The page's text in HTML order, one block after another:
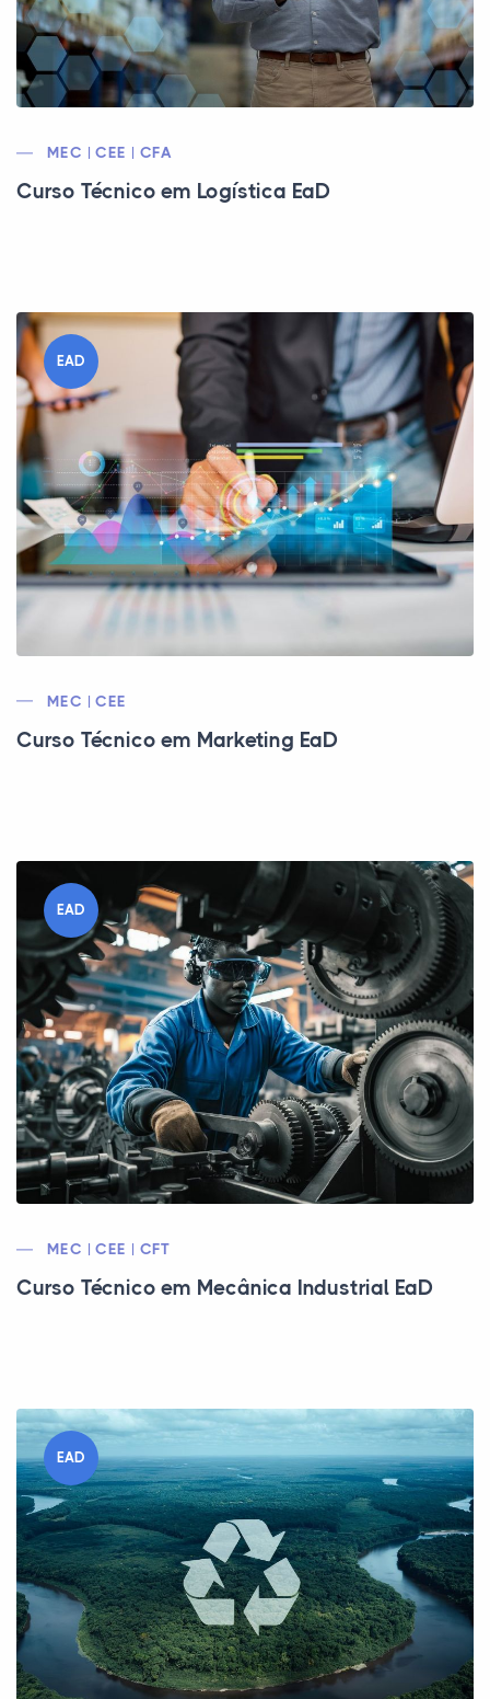
MEC | CEE | CFA
Curso Técnico em Logística EaD
EAD
MEC | CEE
Curso Técnico em Marketing EaD
EAD
MEC | CEE | CFT
Curso Técnico em Mecânica Industrial EaD
EAD